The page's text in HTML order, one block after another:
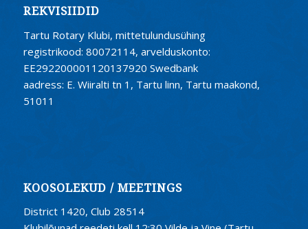
REKVISIIDID
Tartu Rotary Klubi, mittetulundusühing
registrikood: 80072114, arvelduskonto:
EE292200001120137920 Swedbank
aadress: E. Wiiralti tn 1, Tartu linn, Tartu maakond,
51011
KOOSOLEKUD / MEETINGS
District 1420, Club 28514